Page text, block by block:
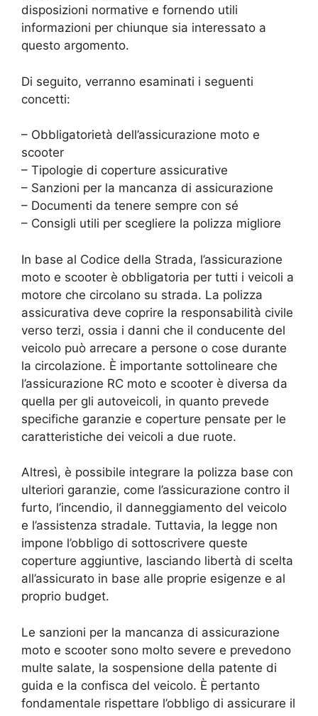
disposizioni normative e fornendo utili
informazioni per chiunque sia interessato a
questo argomento.
Di seguito, verranno esaminati i seguenti
concetti:
– Obbligatorietà dell’assicurazione moto e
scooter
– Tipologie di coperture assicurative
– Sanzioni per la mancanza di assicurazione
– Documenti da tenere sempre con sé
– Consigli utili per scegliere la polizza migliore
In base al Codice della Strada, l’assicurazione
moto e scooter è obbligatoria per tutti i veicoli a
motore che circolano su strada. La polizza
assicurativa deve coprire la responsabilità civile
verso terzi, ossia i danni che il conducente del
veicolo può arrecare a persone o cose durante
la circolazione. È importante sottolineare che
l’assicurazione RC moto e scooter è diversa da
quella per gli autoveicoli, in quanto prevede
specifiche garanzie e coperture pensate per le
caratteristiche dei veicoli a due ruote.
Altresì, è possibile integrare la polizza base con
ulteriori garanzie, come l’assicurazione contro il
furto, l’incendio, il danneggiamento del veicolo
e l’assistenza stradale. Tuttavia, la legge non
impone l’obbligo di sottoscrivere queste
coperture aggiuntive, lasciando libertà di scelta
all’assicurato in base alle proprie esigenze e al
proprio budget.
Le sanzioni per la mancanza di assicurazione
moto e scooter sono molto severe e prevedono
multe salate, la sospensione della patente di
guida e la confisca del veicolo. È pertanto
fondamentale rispettare l’obbligo di assicurare il